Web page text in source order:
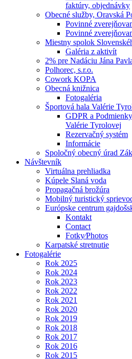
faktúry, objednávky
Obecné služby, Oravská
Povinné
Povinné
Miestny spolok
Galéria z aktivít
2% pre Nadáciu Jána
Polhorec, s.r.o.
Cowork KOPA
Obecná knižnica
Fotogaléria
Športová hala Valérie
GDPR a
Valérie Tyrolovej
Rezervačný systém
Informácie
Spoločný obecný úrad
Návštevník
Virtuálna prehliadka
Kúpele Slaná voda
Propagačná brožúra
Mobilný turistický
Európske centrum
Kontakt
Contact
Fotky⁄Photos
Karpatské stretnutie
Fotogalérie
Rok 2025
Rok 2024
Rok 2023
Rok 2022
Rok 2021
Rok 2020
Rok 2019
Rok 2018
Rok 2017
Rok 2016
Rok 2015